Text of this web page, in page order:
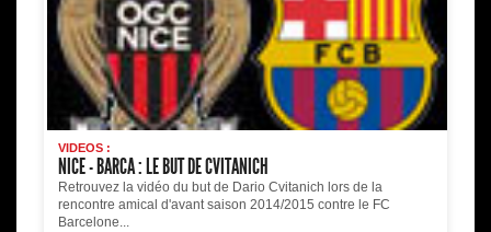
VIDEOS :
NICE - BARCA : LE BUT DE CVITANICH
Retrouvez la vidéo du but de Dario Cvitanich lors de la
rencontre amical d'avant saison 2014/2015 contre le FC
Barcelone...